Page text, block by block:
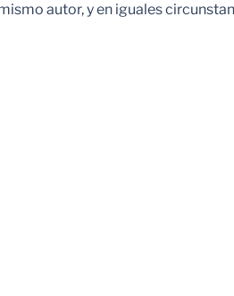
autor, y en iguales